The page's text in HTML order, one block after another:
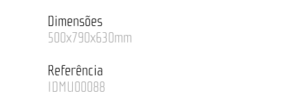
Dimensões
500x790x630mm
Referência
IDMU00088